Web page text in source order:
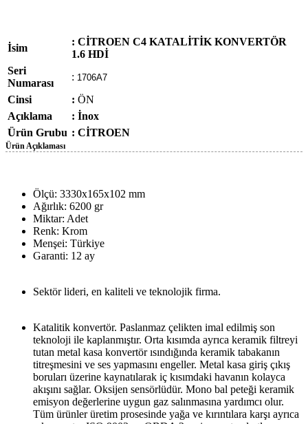
İsim
: CİTROEN C4 KATALİTİK KONVERTÖR
1.6 HDİ
Seri
Numarası
: 1706A7
Cinsi : ÖN
Açıklama
: İnox
Ürün Grubu : CİTROEN
Ürün Açıklaması
Ölçü: 3330x165x102 mm
Ağırlık: 6200 gr
Miktar: Adet
Renk: Krom
Menşei: Türkiye
Garanti: 12 ay
Sektör lideri, en kaliteli ve teknolojik firma.
Katalitik konvertör. Paslanmaz çelikten imal edilmiş son
teknoloji ile kaplanmıştır. Orta kısımda ayrıca keramik filtreyi
tutan metal kasa konvertör ısındığında keramik tabakanın
titreşmesini ve ses yapmasını engeller. Metal kasa giriş çıkış
boruları üzerine kaynatılarak iç kısımdaki havanın kolayca
akışını sağlar. Oksijen sensörlüdür. Mono bal peteği keramik
emisyon değerlerine uygun gaz salınmasına yardımcı olur.
Tüm ürünler üretim prosesinde yağa ve kırıntılara karşı ayrıca